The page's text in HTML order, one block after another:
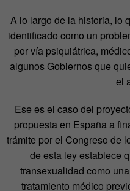
A lo largo de la historia, lo
identificado como un
por vía psiquiátrica,
algunos Gobiernos que
el
Ese es el caso del
propuesta en España a
trámite por el Congreso de
de esta ley establece
transexualidad como
tratamiento médico